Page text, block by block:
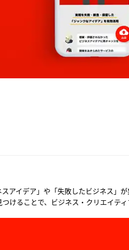
アイデア」や「失敗したビジネス」
けることで、ビジネス・クリエイテ